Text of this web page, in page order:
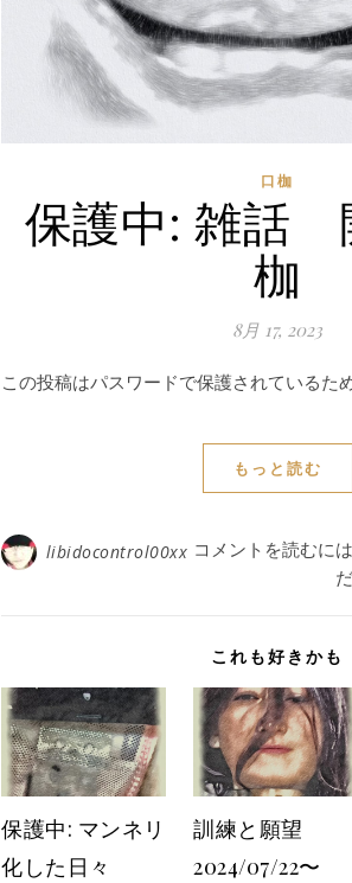
口枷
保護中: 雑話
枷
8月 17, 2023
この投稿はパスワードで保護されているた
もっと読む
libidocontrol00xx コメントを読むに
これも好きかも
保護中: マンネリ
化した日々
訓練と願望
2024/07/22〜